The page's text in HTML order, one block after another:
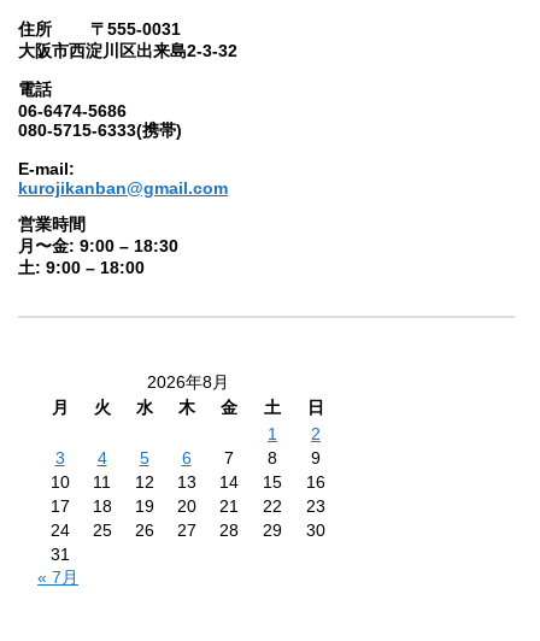
住所 〒555-0031
大阪市西淀川区出来島2-3-32
電話
06-6474-5686
080-5715-6333(携帯)
E-mail:
kurojikanban@gmail.com
営業時間
月〜金: 9:00 – 18:30
土: 9:00 – 18:00
2026年8月
月
火 水 木 金 土
日
1
2
3
4 5 6 7 8
9
10
11 12 13 14 15
16
17
18 19 20 21 22
23
24
25 26 27 28 29
30
31
« 7月